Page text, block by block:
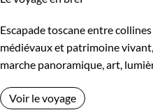
Escapade toscane entre
médiévaux et patrimoine
marche panoramique, art,
Voir le voyage